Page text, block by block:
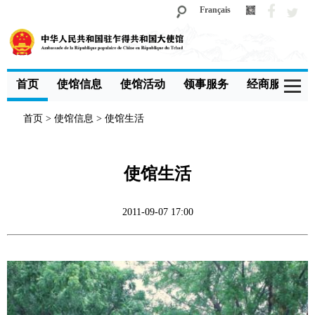
Français
首页 使馆信息 使馆活动 领事服务 经商服务
首页 > 使馆信息 > 使馆生活
使馆生活
2011-09-07 17:00